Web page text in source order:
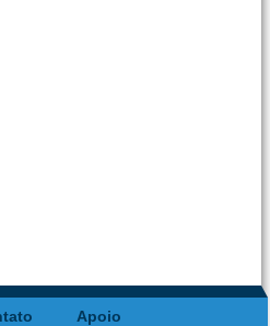
Apoio